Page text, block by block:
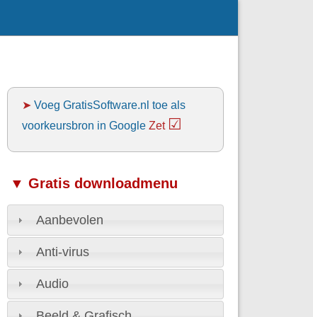
➤Voeg GratisSoftware.nl toe als
voorkeursbron in Google Zet ☑
▼ Gratis downloadmenu
Aanbevolen
Anti-virus
Audio